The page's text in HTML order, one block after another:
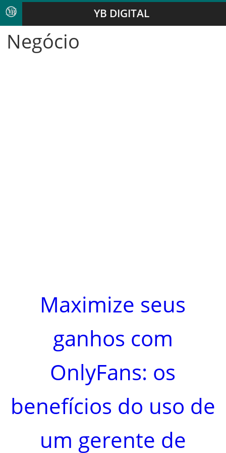
YB DIGITAL
Negócio
Maximize seus
ganhos com
OnlyFans: os
benefícios do uso de
um gerente de